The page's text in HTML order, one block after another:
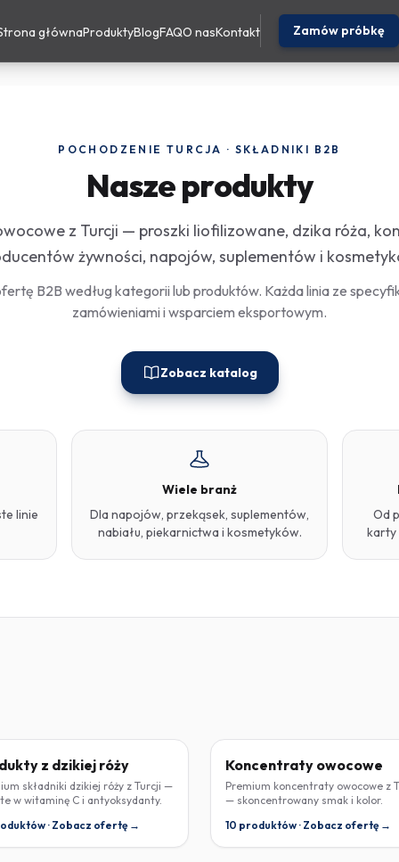
głównaProduktyBlogFAQO nasKontakt Zamów próbkę
POCHODZENIE TURCJA · SKŁADNIKI B2B
Nasze produkty
z Turcji — proszki liofilizowane, dzika róża,
żywności, napojów, suplementów i
B2B według kategorii lub produktów. Każda linia ze
zamówieniami i wsparciem eksportowym.
Zobacz katalog
linie
Wiele branż
Dla napojów, przekąsek, suplementów,
nabiału, piekarnictwa i kosmetyków.
Od
karty
RÓŻAz dzikiej róży
składniki dzikiej róży z Turcji —
w witaminę C i antyoksydanty.
· Zobacz ofertę →
KONCENTRAT
Koncentraty owocowe
Premium koncentraty owocowe z
— skoncentrowany smak i kolor.
10 produktów · Zobacz ofertę →